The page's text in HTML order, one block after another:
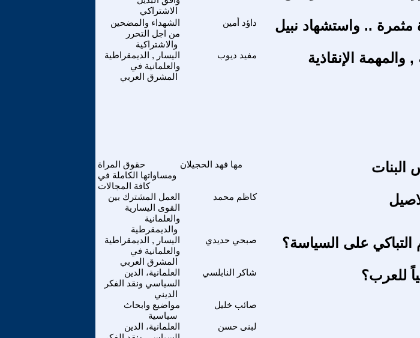
الاشتراكي
الشهداء والمضحين
من اجل التحرر
والاشتراكية
داؤد أمين مثمرة .. واستشهاد نبيل
اليسار , الديمقراطية
والعلمانية في
المشرق العربي
مفيد ديوب الإنقاذية
حقوق المراة
ومساواتها الكاملة في
كافة المجالات
مها فهد الحجيلان البنات
العمل المشترك بين
القوى اليسارية
والعلمانية
والديمقرطية
كاظم محمد
اليسار , الديمقراطية
والعلمانية في
المشرق العربي
صبحي حديدي التباكي على السياسة؟
العلمانية، الدين
السياسي ونقد الفكر
الديني
شاكر النابلسي للعرب؟
مواضيع وابحاث
سياسية
صائب خليل
العلمانية، الدين
لبنى حسن